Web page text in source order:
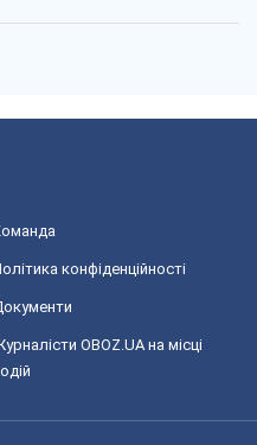
конфіденційності
OBOZ.UA на місці